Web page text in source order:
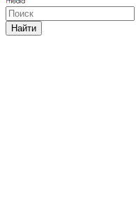
Найти